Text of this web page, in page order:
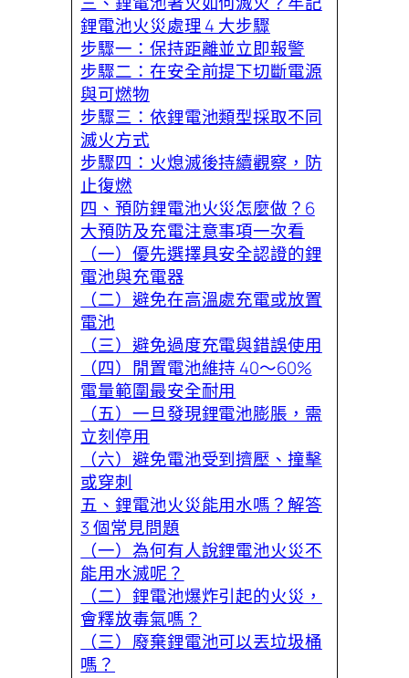
鋰電池火災處理 4 大步驟
步驟一：保持距離並立即報警
步驟二：在安全前提下切斷電源
與可燃物
步驟三：依鋰電池類型採取不同
滅火方式
步驟四：火熄滅後持續觀察，防
止復燃
四、預防鋰電池火災怎麼做？6
大預防及充電注意事項一次看
（一）優先選擇具安全認證的鋰
電池與充電器
（二）避免在高溫處充電或放置
電池
（三）避免過度充電與錯誤使用
（四）閒置電池維持 40～60%
電量範圍最安全耐用
（五）一旦發現鋰電池膨脹，需
立刻停用
（六）避免電池受到擠壓、撞擊
或穿刺
五、鋰電池火災能用水嗎？解答
3 個常見問題
（一）為何有人說鋰電池火災不
能用水滅呢？
（二）鋰電池爆炸引起的火災，
會釋放毒氣嗎？
（三）廢棄鋰電池可以丟垃圾桶
嗎？